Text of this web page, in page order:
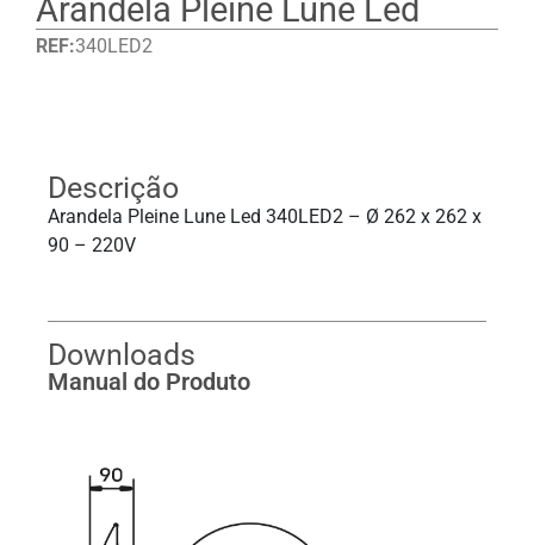
Arandela Pleine Lune Led
REF:340LED2
Descrição
Arandela Pleine Lune Led 340LED2 – Ø 262 x 262 x
90 – 220V
Downloads
Manual do Produto